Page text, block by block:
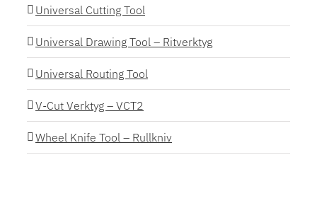
Universal Cutting Tool
Universal Drawing Tool – Ritverktyg
Universal Routing Tool
V-Cut Verktyg – VCT2
Wheel Knife Tool – Rullkniv